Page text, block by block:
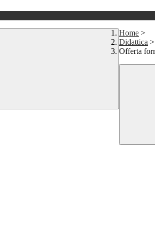
Home >
Didattica >
Offerta